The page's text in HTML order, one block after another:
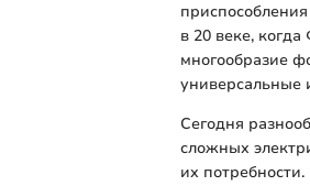
в 20 веке,
многообразие
универсальные
Сегодня
сложных
их